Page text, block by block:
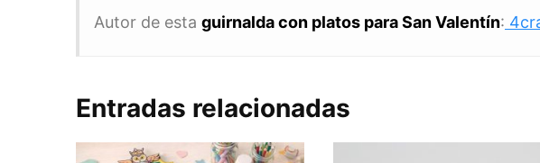
Autor de esta guirnalda con platos para San Valentín:
Entradas relacionadas